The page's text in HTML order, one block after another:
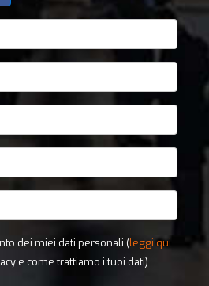
dei miei dati personali (leggi qui
e come trattiamo i tuoi dati)